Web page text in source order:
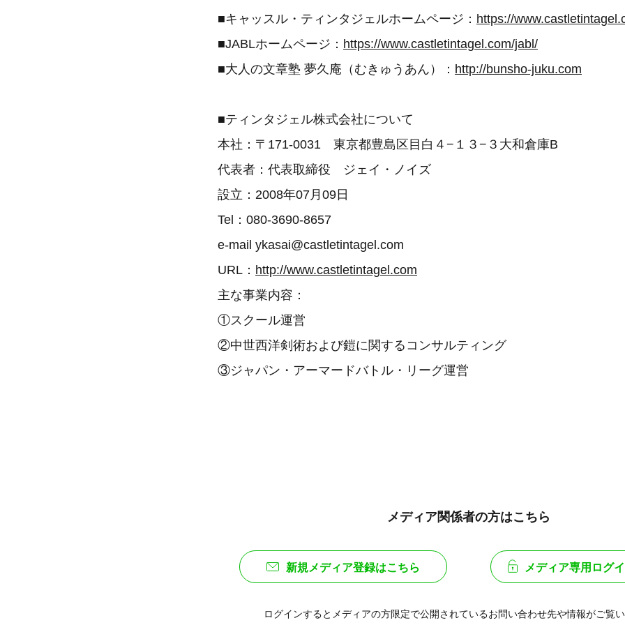
■キャッスル・ティンタジェルホームページ： https://
■JABLホームページ： https://www.castletintagel.com/jabl/
■大人の文章塾 夢久庵（むきゅうあん）： http://bunsho-juku.com
■ティンタジェル株式会社について
本社：〒171-0031 東京都豊島区目白４−１３−３大和倉庫B
代表者：代表取締役 ジェイ・ノイズ
設立：2008年07月09日
Tel：080-3690-8657
e-mail ykasai@castletintagel.com
URL： http://www.castletintagel.com
主な事業内容：
①スクール運営
②中世西洋剣術および鎧に関するコンサルティング
③ジャパン・アーマードバトル・リーグ運営
メディア関係者の方はこちら
新規メディア登録はこちら メディア専用ログ
ログインするとメディアの方限定で公開されているお問い合わせ先や情報がご覧